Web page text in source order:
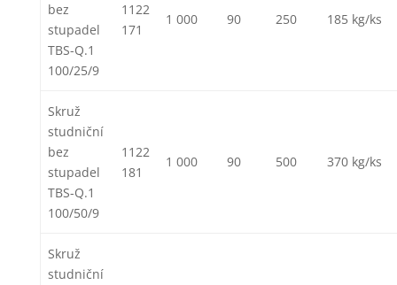
bez
stupadel
TBS-Q.1
100/25/9
1122
171
1 000 90 250 185 kg/ks
Skruž
studniční
bez
stupadel
TBS-Q.1
100/50/9
1122
181
1 000 90 500 370 kg/ks
Skruž
studniční